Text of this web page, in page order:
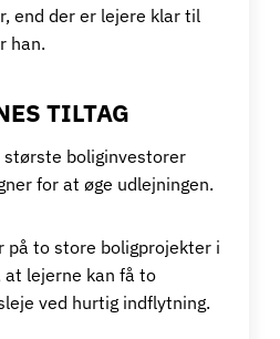
end der er lejere klar til
han.
TILTAG
boliginvestorer
for at øge udlejningen.
på to store boligprojekter i
at lejerne kan få to
ved hurtig indflytning.